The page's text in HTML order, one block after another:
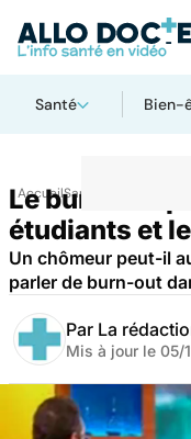
Santé Bien-
AccueilSanté
Le burn-out
étudiants et
Un chômeur peut-il
parler de burn-out
Par La
Mis à jour le 05/